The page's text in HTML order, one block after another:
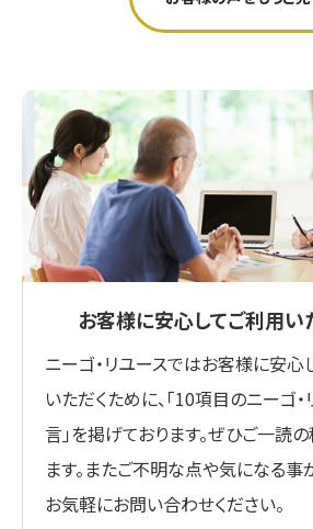
お客様に安心してご利用い
ニーゴ・リユースではお客様に安
いただくために、「10項目のニーゴ
言」を掲げております。ぜひご一読
ます。またご不明な点や気になる事
お気軽にお問い合わせください。